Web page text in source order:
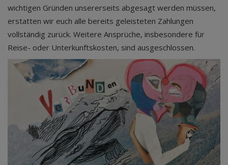
wichtigen Gründen unsererseits abgesagt werden müssen,
erstatten wir euch alle bereits geleisteten Zahlungen
vollständig zurück. Weitere Ansprüche, insbesondere für
Reise- oder Unterkunftskosten, sind ausgeschlossen.